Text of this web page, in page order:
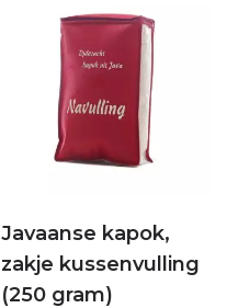
Javaanse kapok,
zakje kussenvulling
(250 gram)